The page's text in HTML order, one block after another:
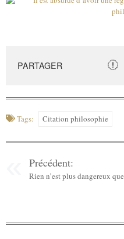
PARTAGER
Tags: Citation philosophie
Précédent:
Rien n’est plus dangereux que